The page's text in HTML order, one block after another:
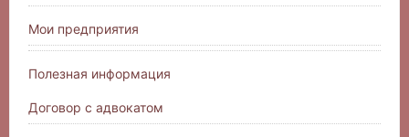
Мои предприятия
Полезная информация
Договор с адвокатом